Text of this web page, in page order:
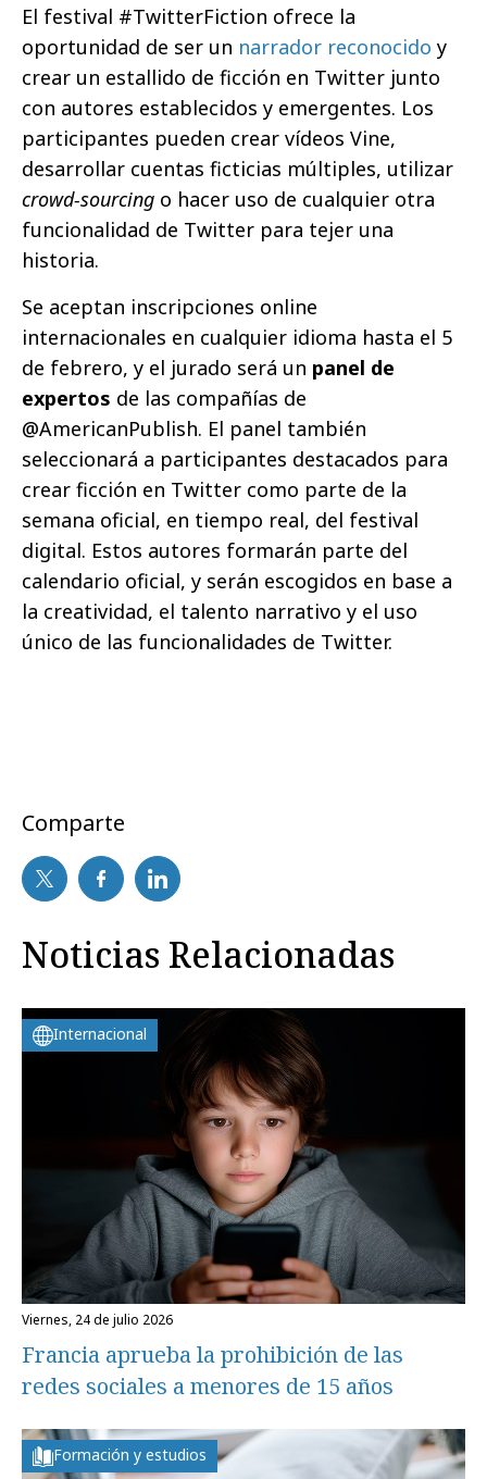
El festival #TwitterFiction ofrece la
oportunidad de ser un narrador reconocido y
crear un estallido de ficción en Twitter junto
con autores establecidos y emergentes. Los
participantes pueden crear vídeos Vine,
desarrollar cuentas ficticias múltiples, utilizar
crowd-sourcing o hacer uso de cualquier otra
funcionalidad de Twitter para tejer una
historia.
Se aceptan inscripciones online
internacionales en cualquier idioma hasta el 5
de febrero, y el jurado será un panel de
expertos de las compañías de
@AmericanPublish. El panel también
seleccionará a participantes destacados para
crear ficción en Twitter como parte de la
semana oficial, en tiempo real, del festival
digital. Estos autores formarán parte del
calendario oficial, y serán escogidos en base a
la creatividad, el talento narrativo y el uso
único de las funcionalidades de Twitter.
Comparte
Noticias Relacionadas
Internacional
viernes, 24 de julio 2026
Francia aprueba la prohibición de las
redes sociales a menores de 15 años
Formación y estudios